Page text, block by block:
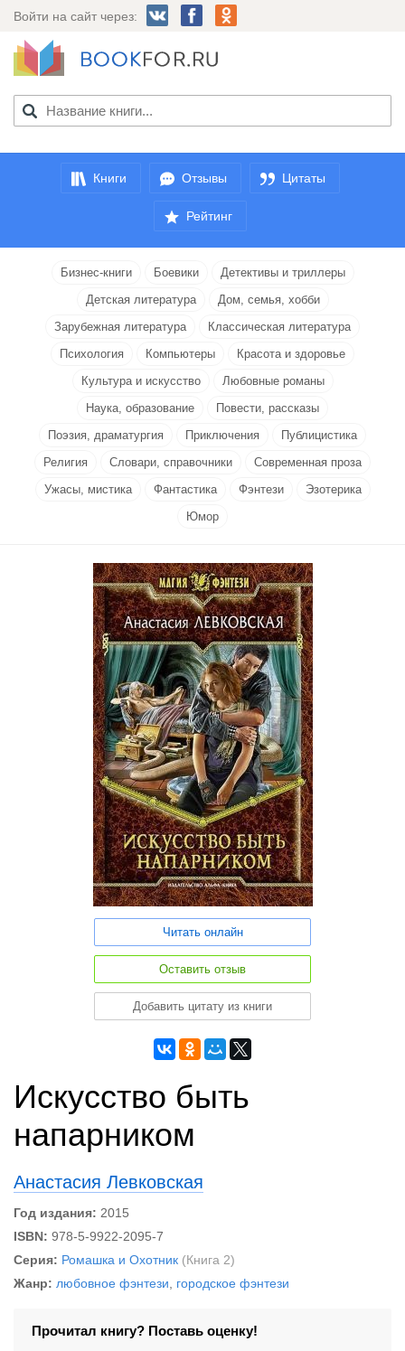
Войти на сайт через:
Книги Отзывы Цитаты
Рейтинг
Бизнес-книги Боевики
Детективы и триллеры
Детская литература
Дом, семья, хобби
Зарубежная литература
Классическая литература
Психология
Компьютеры
Красота и здоровье
Культура и искусство
Любовные романы
Наука, образование
Повести, рассказы
Поэзия, драматургия
Приключения
Публицистика
Религия
Словари, справочники
Современная проза
Ужасы, мистика
Фантастика Фэнтези
Эзотерика
Юмор
Читать онлайн
Оставить отзыв
Добавить цитату из книги
Искусство быть
напарником
Анастасия Левковская
Год издания: 2015
ISBN: 978-5-9922-2095-7
Серия: Ромашка и Охотник (Книга 2)
Жанр: любовное фэнтези городское фэнтези
Прочитал книгу? Поставь оценку!